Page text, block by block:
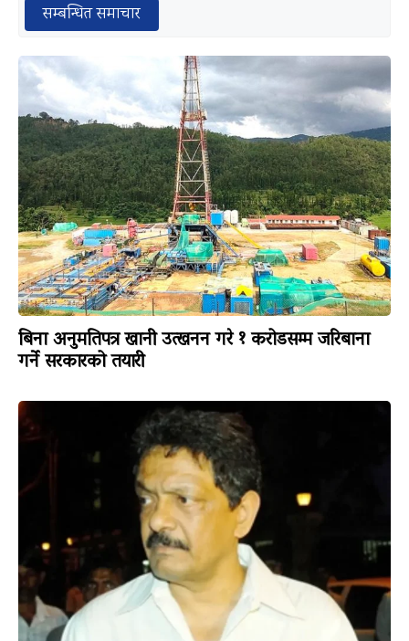
सम्बन्धित समाचार
बिना अनुमतिपत्र खानी उत्खनन गरे १ करोडसम्म जरिबाना
गर्ने सरकारको तयारी